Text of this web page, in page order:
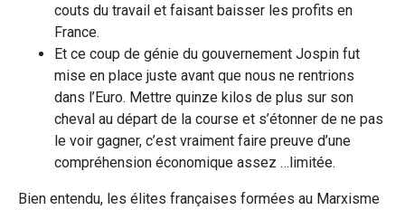
couts du travail et faisant baisser les profits en
France.
Et ce coup de génie du gouvernement Jospin fut
mise en place juste avant que nous ne rentrions
dans l’Euro. Mettre quinze kilos de plus sur son
cheval au départ de la course et s’étonner de ne pas
le voir gagner, c’est vraiment faire preuve d’une
compréhension économique assez …limitée.
Bien entendu, les élites françaises formées au Marxisme